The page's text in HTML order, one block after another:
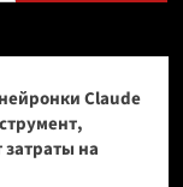
Claude
на